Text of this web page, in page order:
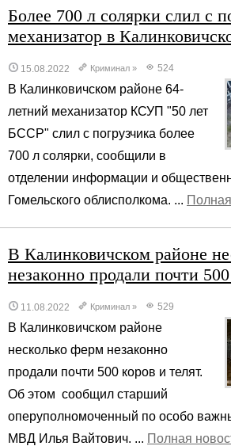
Более 700 л солярки слил с
механизатор в
15.08.2022 Криминал » 524
В Калинковичском районе 64-
летний механизатор КСУП "50 лет
БССР" слил с погрузчика более
700 л солярки, сообщили в
отделении информации и
Гомельского облисполкома. ...
В Калинковичском районе
незаконно продали почти
11.08.2022 Криминал » 529
В Калинковичском районе
несколько ферм незаконно
продали почти 500 коров и телят.
Об этом сообщил старший
оперуполномоченный по особо
МВД Илья Вайтович. ... Полная